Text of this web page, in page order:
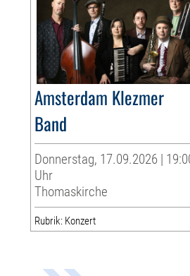
Amsterdam Klezmer
Band
Donnerstag, 17.09.2026 |
Uhr
Thomaskirche
Rubrik: Konzert